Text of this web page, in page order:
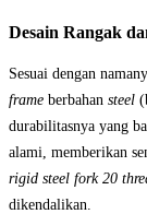
Desain Rangak
Sesuai dengan
frame berbahan steel
durabilitasnya yang
alami, memberikan
rigid steel fork 20
dikendalikan.